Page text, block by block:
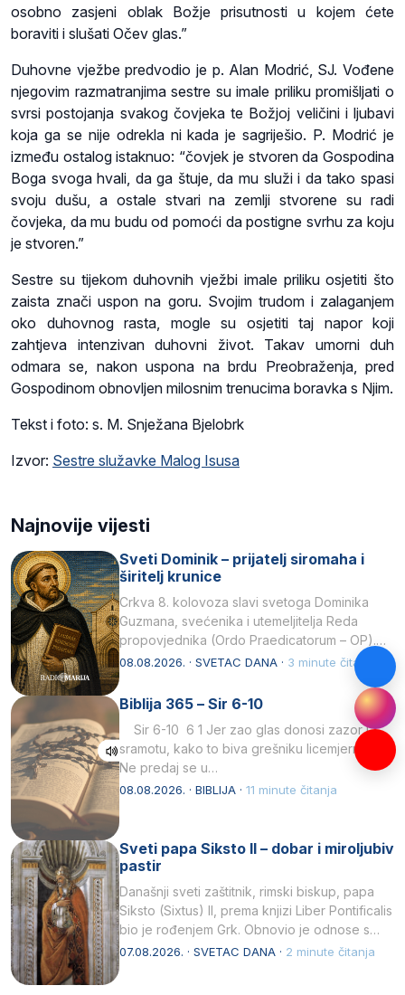
osobno zasjeni oblak Božje prisutnosti u kojem ćete
boraviti i slušati Očev glas.”
Duhovne vježbe predvodio je p. Alan Modrić, SJ. Vođene
njegovim razmatranjima sestre su imale priliku promišljati o
svrsi postojanja svakog čovjeka te Božjoj veličini i ljubavi
koja ga se nije odrekla ni kada je sagriješio. P. Modrić je
između ostalog istaknuo: “čovjek je stvoren da Gospodina
Boga svoga hvali, da ga štuje, da mu služi i da tako spasi
svoju dušu, a ostale stvari na zemlji stvorene su radi
čovjeka, da mu budu od pomoći da postigne svrhu za koju
je stvoren.”
Sestre su tijekom duhovnih vježbi imale priliku osjetiti što
zaista znači uspon na goru. Svojim trudom i zalaganjem
oko duhovnog rasta, mogle su osjetiti taj napor koji
zahtjeva intenzivan duhovni život. Takav umorni duh
odmara se, nakon uspona na brdu Preobraženja, pred
Gospodinom obnovljen milosnim trenucima boravka s Njim.
Tekst i foto: s. M. Snježana Bjelobrk
Izvor: Sestre služavke Malog Isusa
Najnovije vijesti
Sveti Dominik – prijatelj siromaha i
širitelj krunice
Crkva 8. kolovoza slavi svetoga Dominika
Guzmana, svećenika i utemeljitelja Reda
propovjednika (Ordo Praedicatorum – OP).
Svojim životom, dubokom ljubavlju prema
08.08.2026. · SVETAC DANA · 3 minute čitanja
Biblija 365 – Sir 6-10
Sir 6-10 6 1 Jer zao glas donosi zazor i
sramotu, kako to biva grešniku licemjernom.2
Ne predaj se u…
08.08.2026. · BIBLIJA · 11 minute čitanja
Sveti papa Siksto II – dobar i miroljubiv
pastir
Današnji sveti zaštitnik, rimski biskup, papa
Siksto (Sixtus) II, prema knjizi Liber Pontificalis
bio je rođenjem Grk. Obnovio je odnose s
afričkim…
07.08.2026. · SVETAC DANA · 2 minute čitanja